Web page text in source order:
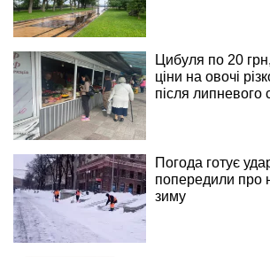
Цибуля по 20
ціни на овочі
після липневого
Погода готує
попередили про
зиму